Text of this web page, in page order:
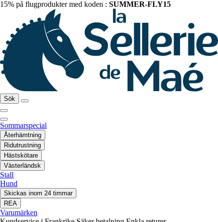
15% på flugprodukter med koden : SUMMER-FLY15
Sök
Sommarspecial
Återhämtning
Ridutrustning
Hästskötare
Västerländsk
Stall
Hund
Skickas inom 24 timmar
REA
Varumärken